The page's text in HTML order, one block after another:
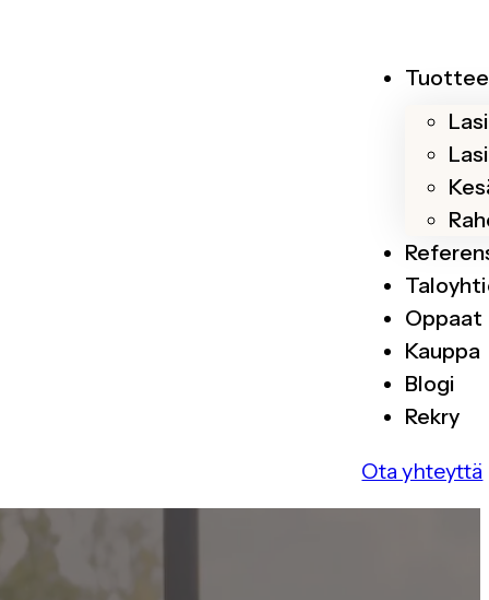
Oppaat
Kauppa
Blogi
Rekry
Ota yhteyttä